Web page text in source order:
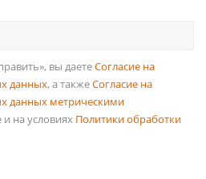
вы даетеСогласие на
данных, а такжеСогласие на
данных метрическими
и на условиях Политики обработки